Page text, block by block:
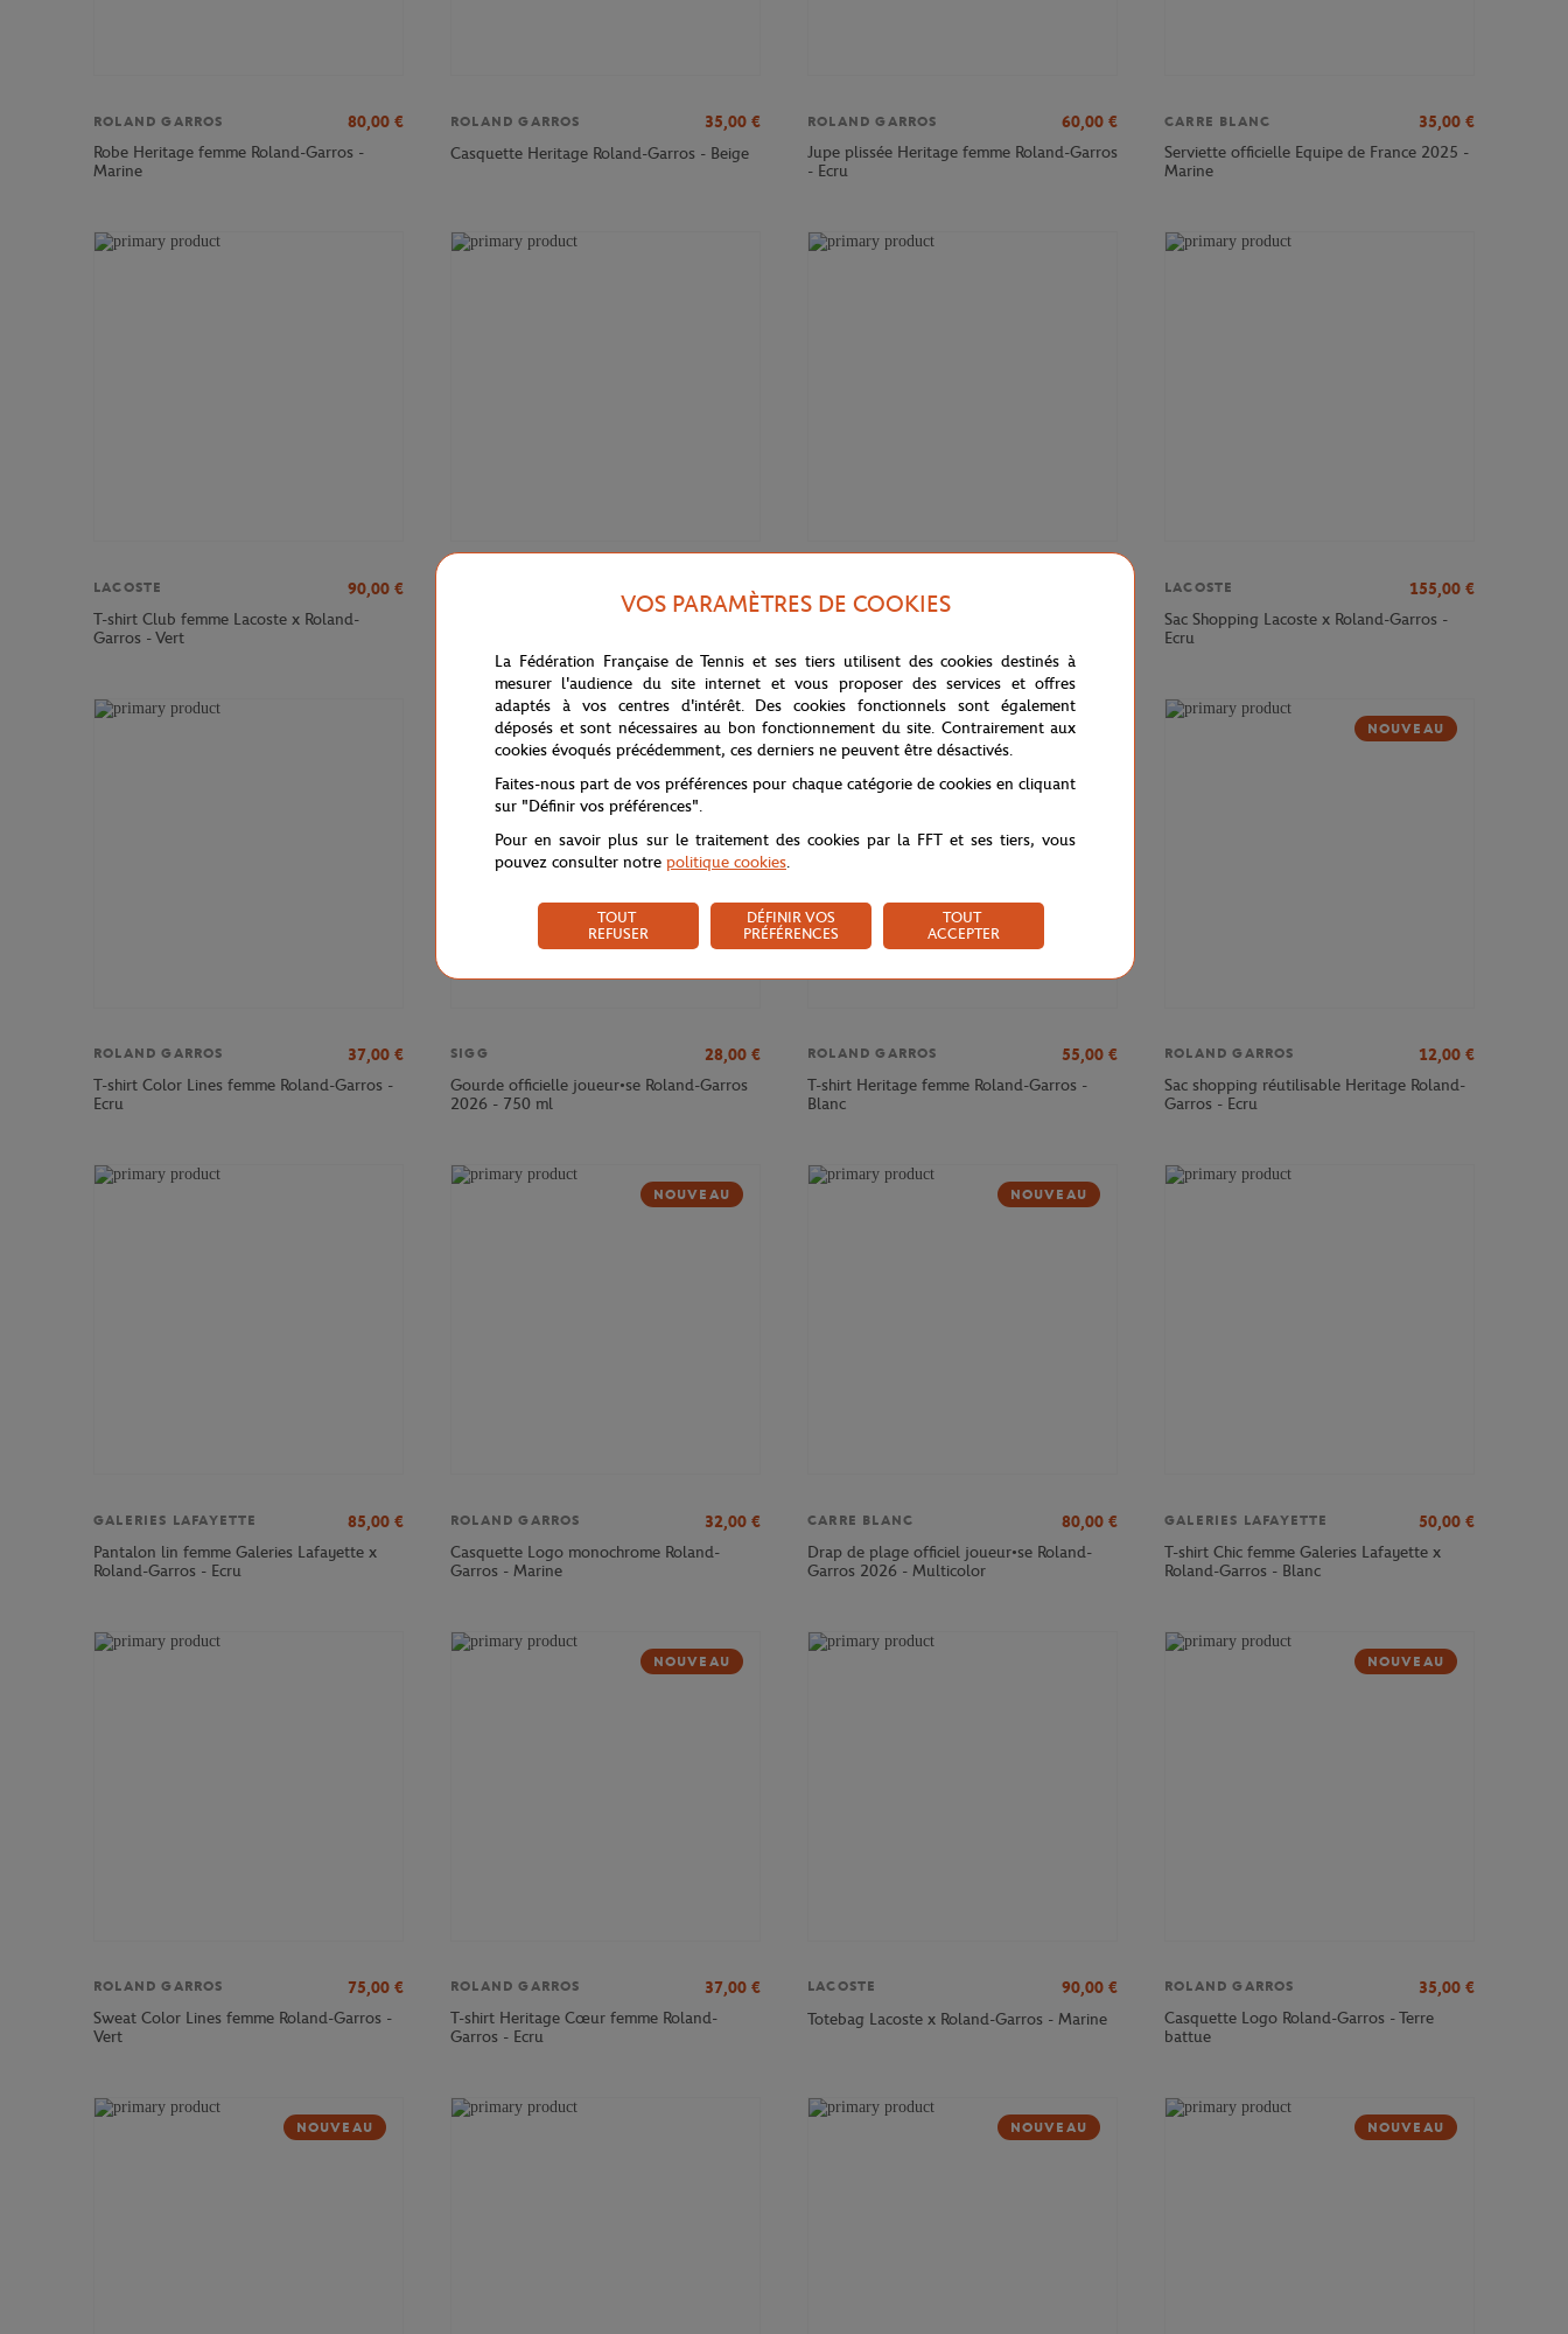
ROLAND GARROS 80,00 €
Robe Heritage femme Roland-Garros -
Marine
ROLAND GARROS 35,00 €
Casquette Heritage Roland-Garros - Beige
ROLAND GARROS 60,00 €
Jupe plissée Heritage femme Roland-Garros
- Ecru
CARRE BLANC 35,00 €
Serviette officielle Equipe de France 2025 -
Marine
LACOSTE 90,00 €
T-shirt Club femme Lacoste x Roland-
Garros - Vert
€
LACOSTE 155,00 €
Sac Shopping Lacoste x Roland-Garros -
Ecru
ROLAND GARROS 37,00 €
T-shirt Color Lines femme Roland-Garros -
Ecru
NOUVEAU
SIGG 28,00 €
Gourde officielle joueur•se Roland-Garros
2026 - 750 ml
NOUVEAU
ROLAND GARROS 55,00 €
T-shirt Heritage femme Roland-Garros -
Blanc
NOUVEAU
ROLAND GARROS 12,00 €
Sac shopping réutilisable Heritage Roland-
Garros - Ecru
GALERIES LAFAYETTE 85,00 €
Pantalon lin femme Galeries Lafayette x
Roland-Garros - Ecru
NOUVEAU
ROLAND GARROS 32,00 €
Casquette Logo monochrome Roland-
Garros - Marine
NOUVEAU
CARRE BLANC 80,00 €
Drap de plage officiel joueur•se Roland-
Garros 2026 - Multicolor
GALERIES LAFAYETTE 50,00 €
T-shirt Chic femme Galeries Lafayette x
Roland-Garros - Blanc
ROLAND GARROS 75,00 €
Sweat Color Lines femme Roland-Garros -
Vert
NOUVEAU
ROLAND GARROS 37,00 €
T-shirt Heritage Cœur femme Roland-
Garros - Ecru
LACOSTE 90,00 €
Totebag Lacoste x Roland-Garros - Marine
NOUVEAU
ROLAND GARROS 35,00 €
Casquette Logo Roland-Garros - Terre
battue
NOUVEAU NOUVEAU NOUVEAU
VOS PARAMÈTRES DE COOKIES
La Fédération Française de Tennis et ses tiers utilisent des cookies destinés à
mesurer l'audience du site internet et vous proposer des services et offres
adaptés à vos centres d'intérêt. Des cookies fonctionnels sont également
déposés et sont nécessaires au bon fonctionnement du site. Contrairement aux
cookies évoqués précédemment, ces derniers ne peuvent être désactivés.
Faites-nous part de vos préférences pour chaque catégorie de cookies en cliquant
sur "Définir vos préférences".
Pour en savoir plus sur le traitement des cookies par la FFT et ses tiers, vous
pouvez consulter notre politique cookies.
TOUT
REFUSER
DÉFINIR VOS
PRÉFÉRENCES
TOUT
ACCEPTER